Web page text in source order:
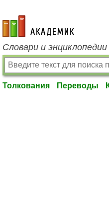
academic.ru
Словари и
Толкования Переводы